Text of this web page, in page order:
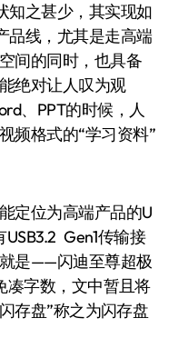
知之甚少，其实现如
品线，尤其是走高端
间的同时，也具备
绝对让人叹为观
、PPT的时候，人
频格式的“学习资料”
位为高端产品的U
Gen1传输接
是——闪迪至尊超极
凑字数，文中暂且将
存盘”称之为闪存盘